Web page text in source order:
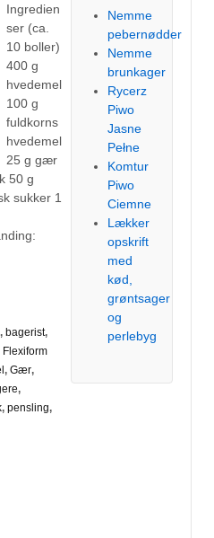
Ingredien
ser (ca.
10 boller)
400 g
hvedemel
100 g
fuldkorns
hvedemel
25 g gær
50 g
sukker 1
, bagerist,
Flexiform
, Gær,
,
, pensling,
Nemme
pebernødder
Nemme
brunkager
Rycerz
Piwo
Jasne
Pełne
Komtur
Piwo
Ciemne
Lækker
opskrift
med
kød,
grøntsager
og
perlebyg